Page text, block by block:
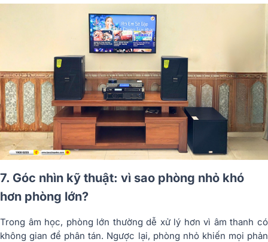
7. Góc nhìn kỹ thuật: vì sao phòng nhỏ khó
hơn phòng lớn?
Trong âm học, phòng lớn thường dễ xử lý hơn vì âm thanh có
không gian để phân tán. Ngược lại, phòng nhỏ khiến mọi phản